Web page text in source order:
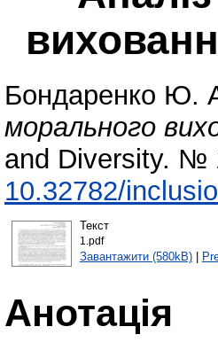
Бондаренко Ю.
морального
and Diversity. №
10.32782/
Текст
1.pdf
Завантажити (580kB)|
Анотація